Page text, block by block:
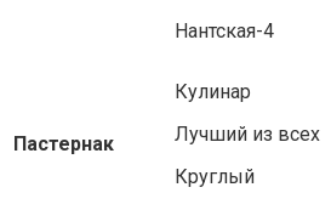
Нантская-4
Пастернак
Кулинар
Лучший из всех
Круглый